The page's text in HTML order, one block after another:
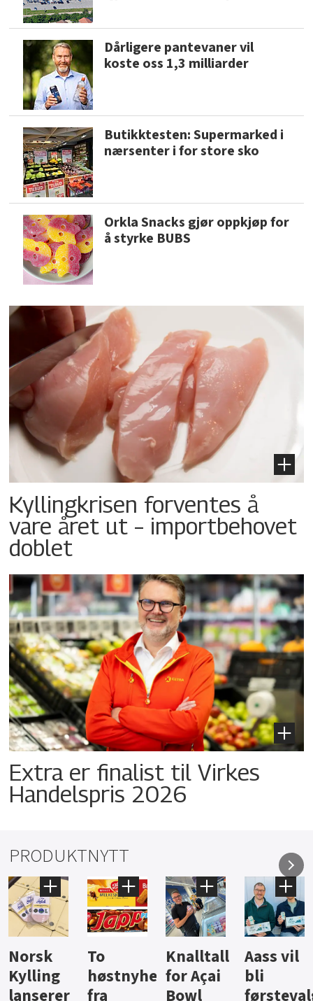
Dårligere pantevaner vil
koste oss 1,3 milliarder
Butikktesten: Supermarked i
nærsenter i for store sko
Orkla Snacks gjør oppkjøp for
å styrke BUBS
Kyllingkrisen forventes å
vare året ut – importbehovet
doblet
Extra er finalist til Virkes
Handelspris 2026
PRODUKTNYTT
Knalltall
for Açai
Bowl
Aass vil
bli
førstevalg
Brus og
jus fra
Berentsen
Hard
iste fra
Hansa